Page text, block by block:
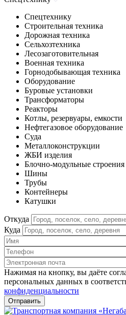
Спецтехнику
Строительная техника
Дорожная техника
Сельхозтехника
Лесозаготовительная
Военная техника
Горнодобывающая техника
Оборудование
Буровые установки
Трансформаторы
Реакторы
Котлы, резервуары, емкости
Нефтегазовое оборудование
Cуда
Металлоконструкции
ЖБИ изделия
Блочно-модульные строения
Шины
Трубы
Контейнеры
Катушки
Откуда
Куда
Нажимая на кнопку, вы даёте
персональных данных в
конфиденциальности